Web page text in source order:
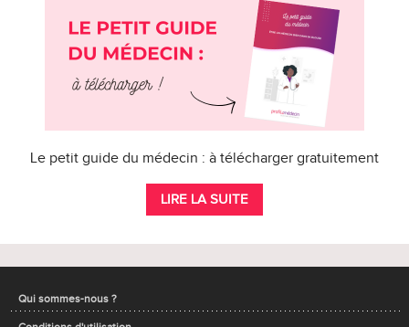
Le petit guide du médecin : à télécharger gratuitement
LIRE LA SUITE
Qui sommes-nous ?